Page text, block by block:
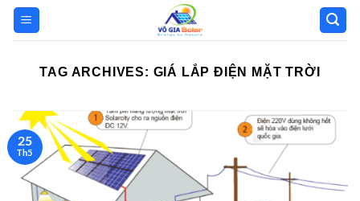
Skip
TAG ARCHIVES: GIÁ LẮP ĐIỆN MẶT TRỜI
25
Th5